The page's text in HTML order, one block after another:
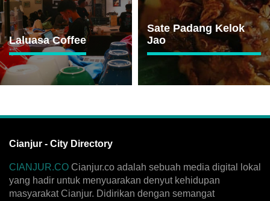
Sate Padang Kelok
Jao
Puncak Food Street
Cianjur - City Directory
CIANJUR.CO Cianjur.co adalah sebuah media digital lokal
yang hadir untuk menyuarakan denyut kehidupan
masyarakat Cianjur. Didirikan dengan semangat